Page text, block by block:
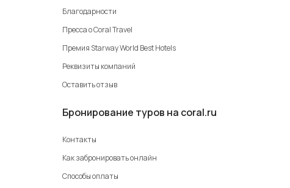
Благодарности
Пресса о Coral Travel
Премия Starway World Best Hotels
Реквизиты компаний
Оставить отзыв
Бронирование туров на coral.ru
Контакты
Как забронировать онлайн
Способы оплаты